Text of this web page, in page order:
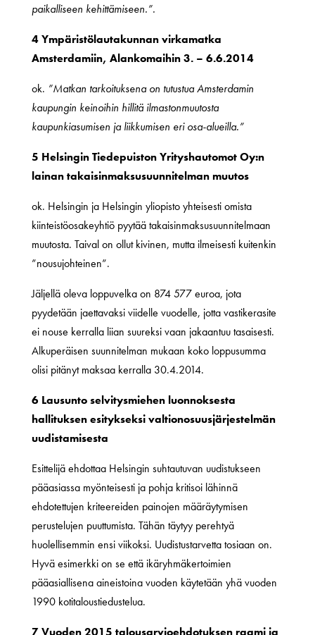
paikalliseen kehittämiseen.”.
4 Ympäristölautakunnan virkamatka
Amsterdamiin, Alankomaihin 3. – 6.6.2014
ok. ”Matkan tarkoituksena on tutustua Amsterdamin
kaupungin keinoihin hillitä ilmastonmuutosta
kaupunkiasumisen ja liikkumisen eri osa-alueilla.”
5 Helsingin Tiedepuiston Yrityshautomot Oy:n
lainan takaisinmaksusuunnitelman muutos
ok. Helsingin ja Helsingin yliopisto yhteisesti omista
kiinteistöosakeyhtiö pyytää takaisinmaksusuunnitelmaan
muutosta. Taival on ollut kivinen, mutta ilmeisesti kuitenkin
”nousujohteinen”.
Jäljellä oleva loppuvelka on 874 577 euroa, jota
pyydetään jaettavaksi viidelle vuodelle, jotta vastikerasite
ei nouse kerralla liian suureksi vaan jakaantuu tasaisesti.
Alkuperäisen suunnitelman mukaan koko loppusumma
olisi pitänyt maksaa kerralla 30.4.2014.
6 Lausunto selvitysmiehen luonnoksesta
hallituksen esitykseksi valtionosuusjärjestelmän
uudistamisesta
Esittelijä ehdottaa Helsingin suhtautuvan uudistukseen
pääasiassa myönteisesti ja pohja kritisoi lähinnä
ehdotettujen kriteereiden painojen määräytymisen
perustelujen puuttumista. Tähän täytyy perehtyä
huolellisemmin ensi viikoksi. Uudistustarvetta tosiaan on.
Hyvä esimerkki on se että ikäryhmäkertoimien
pääasiallisena aineistoina vuoden käytetään yhä vuoden
1990 kotitaloustiedustelua.
7 Vuoden 2015 talousarvioehdotuksen raami ja